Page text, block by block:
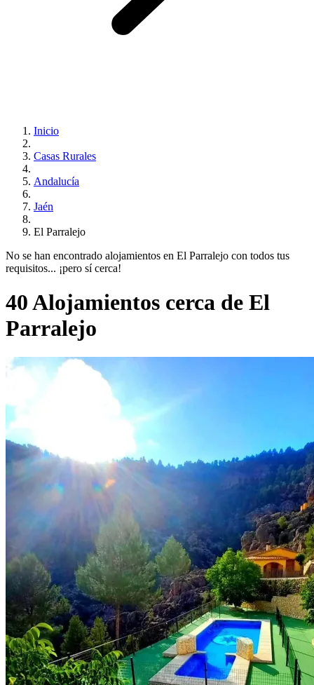
Inicio
Casas Rurales
Andalucía
Jaén
El Parralejo
No se han encontrado alojamientos en El Parralejo con todos tus
requisitos... ¡pero sí cerca!
40 Alojamientos cerca de El
Parralejo